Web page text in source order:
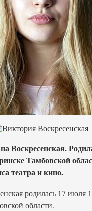
Воскресенская.
Тамбовской
театра и кино.
родилась 17 июля
области.